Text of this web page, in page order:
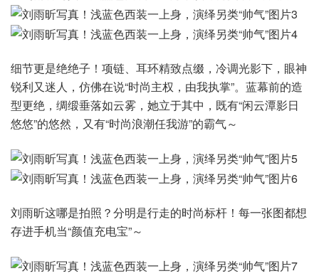
细节更是绝绝子！项链、耳环精致点缀，冷调光影下，眼神
锐利又迷人，仿佛在说“时尚主权，由我执掌”。蓝幕前的造
型更绝，绸缎垂落如云雾，她立于其中，既有“闲云潭影日
悠悠”的悠然，又有“时尚浪潮任我游”的霸气～
刘雨昕这哪是拍照？分明是行走的时尚标杆！每一张图都想
存进手机当“颜值充电宝”～